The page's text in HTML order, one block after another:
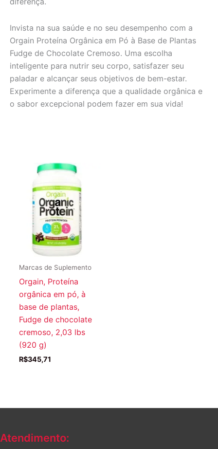
Invista na sua saúde e no seu desempenho com a
Orgain Proteína Orgânica em Pó à Base de Plantas
Fudge de Chocolate Cremoso. Uma escolha
inteligente para nutrir seu corpo, satisfazer seu
paladar e alcançar seus objetivos de bem-estar.
Experimente a diferença que a qualidade orgânica e
o sabor excepcional podem fazer em sua vida!
Marcas de Suplemento
Orgain, Proteína
orgânica em pó, à
base de plantas,
Fudge de chocolate
cremoso, 2,03 lbs
(920 g)
R$345,71
Atendimento: